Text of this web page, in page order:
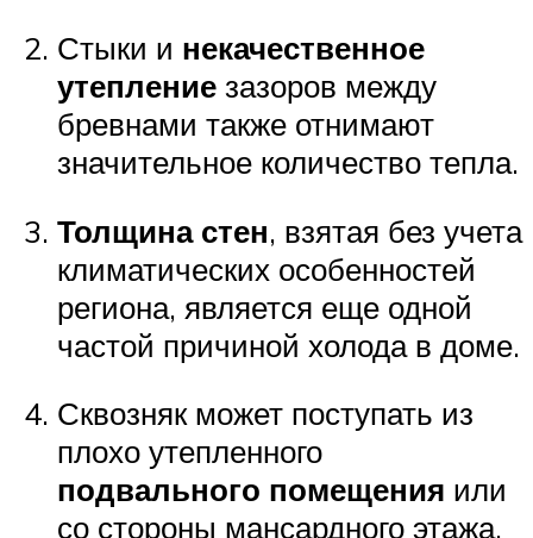
Стыки и некачественное
утепление зазоров между
бревнами также отнимают
значительное количество тепла.
Толщина стен, взятая без учета
климатических особенностей
региона, является еще одной
частой причиной холода в доме.
Сквозняк может поступать из
плохо утепленного
подвального помещения или
со стороны мансардного этажа.